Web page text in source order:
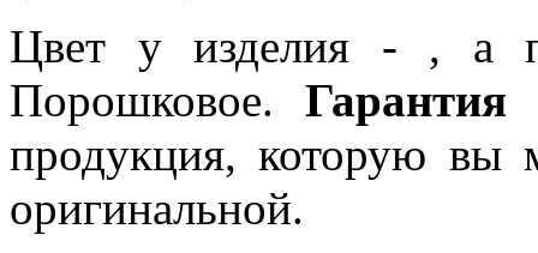
Цвет у изделия - , а
Порошковое.
продукция, которую вы
оригинальной.